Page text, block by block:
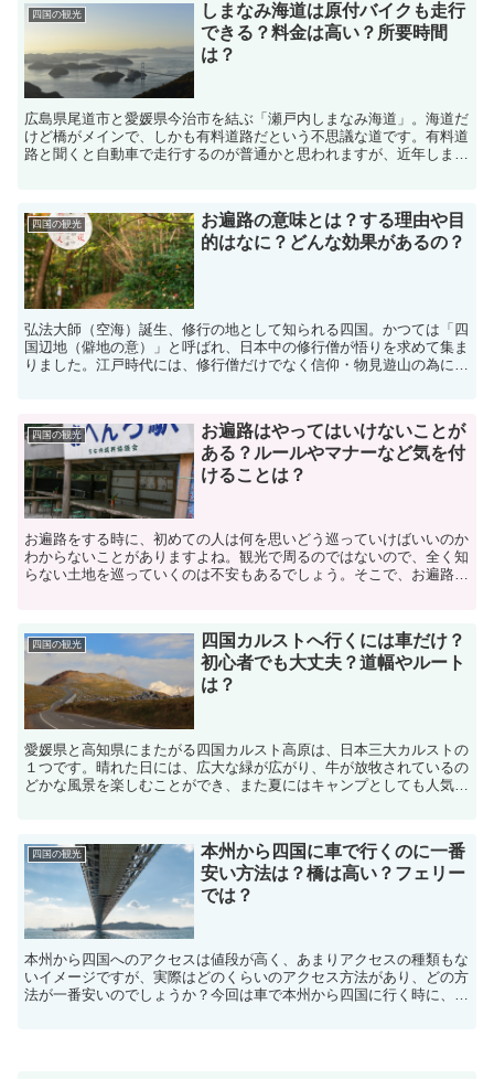
四国の観光
しまなみ海道は原付バイクも走行
できる？料金は高い？所要時間
は？
広島県尾道市と愛媛県今治市を結ぶ「瀬戸内しまなみ海道」。海道だ
けど橋がメインで、しかも有料道路だという不思議な道です。有料道
路と聞くと自動車で走行するのが普通かと思われますが、近年しまな
四国の観光
お遍路の意味とは？する理由や目
的はなに？どんな効果があるの？
弘法大師（空海）誕生、修行の地として知られる四国。かつては「四
国辺地（僻地の意）」と呼ばれ、日本中の修行僧が悟りを求めて集ま
りました。江戸時代には、修行僧だけでなく信仰・物見遊山の為に民
四国の観光
お遍路はやってはいけないことが
ある？ルールやマナーなど気を付
けることは？
お遍路をする時に、初めての人は何を思いどう巡っていけばいいのか
わからないことがありますよね。観光で周るのではないので、全く知
らない土地を巡っていくのは不安もあるでしょう。そこで、お遍路す
四国の観光
四国カルストへ行くには車だけ？
初心者でも大丈夫？道幅やルート
は？
愛媛県と高知県にまたがる四国カルスト高原は、日本三大カルストの
１つです。晴れた日には、広大な緑が広がり、牛が放牧されているの
どかな風景を楽しむことができ、また夏にはキャンプとしても人気の
四国の観光
本州から四国に車で行くのに一番
安い方法は？橋は高い？フェリー
では？
本州から四国へのアクセスは値段が高く、あまりアクセスの種類もな
いイメージですが、実際はどのくらいのアクセス方法があり、どの方
法が一番安いのでしょうか？今回は車で本州から四国に行く時に、大